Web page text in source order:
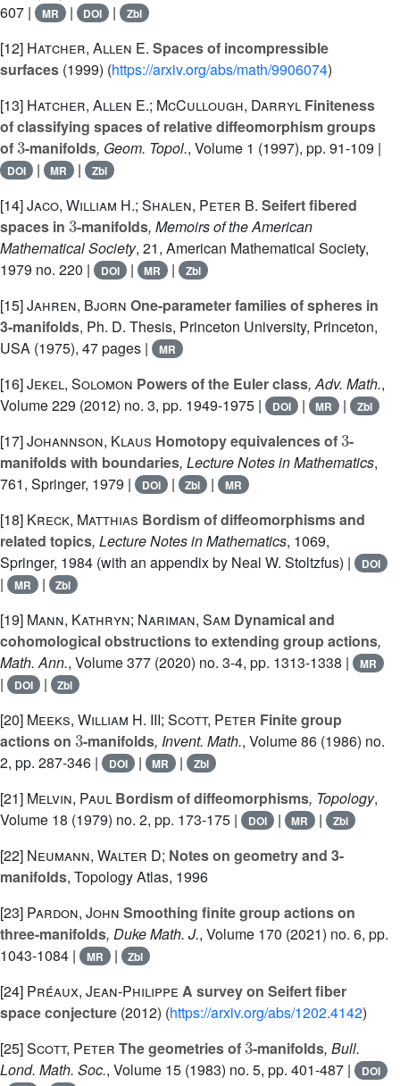
607 |
MR | DOI | Zbl
[12] Hatcher, Allen E. Spaces of incompressible
surfaces (1999) (https://arxiv.org/abs/math/9906074)
[13] Hatcher, Allen E.; McCullough, Darryl Finiteness
of classifying spaces of relative diffeomorphism groups
of
3
-manifolds, Geom. Topol., Volume 1 (1997), pp. 91-109 |
DOI | MR | Zbl
[14]Jaco, William H.; Shalen, Peter B. Seifert fibered
spaces in
3
-manifolds, Memoirs of the American
Mathematical Society, 21, American Mathematical Society,
1979 no. 220 |
DOI | MR | Zbl
[15]Jahren, Bjorn One-parameter families of spheres in
3-manifolds, Ph. D. Thesis, Princeton University, Princeton,
USA (1975), 47 pages |
MR
[16]Jekel, Solomon Powers of the Euler class, Adv. Math.,
Volume 229 (2012) no. 3, pp. 1949-1975 | DOI | MR | Zbl
[17]Johannson, Klaus Homotopy equivalences of -
manifolds with boundaries, Lecture Notes in Mathematics,
761, Springer, 1979 | DOI | Zbl | MR
[18] Kreck, Matthias Bordism of diffeomorphisms and
related topics, Lecture Notes in Mathematics, 1069,
Springer, 1984 (with an appendix by Neal W. Stoltzfus) |
DOI
| MR | Zbl
[19] Mann, Kathryn; Nariman, Sam Dynamical and
cohomological obstructions to extending group actions,
Math. Ann., Volume 377 (2020) no. 3-4, pp. 1313-1338 | MR
| DOI | Zbl
[20] Meeks, William H. III; Scott, Peter Finite group
actions on
3
-manifolds, Invent. Math., Volume 86 (1986) no.
2, pp. 287-346 |
DOI | MR | Zbl
[21] Melvin, Paul Bordism of diffeomorphisms, Topology,
Volume 18 (1979) no. 2, pp. 173-175 | DOI | MR | Zbl
[22] Neumann, Walter D; Notes on geometry and 3-
manifolds, Topology Atlas, 1996
[23] Pardon, John Smoothing finite group actions on
three-manifolds, Duke Math. J., Volume 170 (2021) no. 6, pp.
1043-1084 |
MR | Zbl
[24] Préaux, Jean-Philippe A survey on Seifert fiber
space conjecture (2012) (https://arxiv.org/abs/1202.4142)
[25]Scott, Peter The geometries of -manifolds, Bull.
Lond. Math. Soc., Volume 15 (1983) no. 5, pp. 401-487 | DOI